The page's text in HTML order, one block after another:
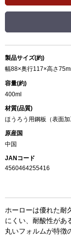
製品サイズ(約)
幅88×奥行117×高さ
容量(約)
400ml
材質(品質)
ほうろう用鋼板（表面加
原産国
中国
JANコード
4560464255416
ホーローは優れた耐
にくい、耐酸性があ
丸いフォルムが特徴